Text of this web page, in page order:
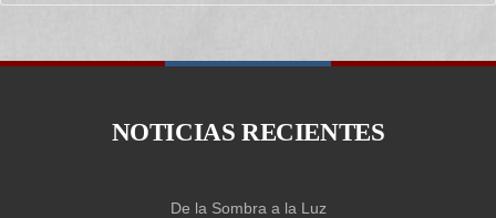
NOTICIAS RECIENTES
De la Sombra a la Luz